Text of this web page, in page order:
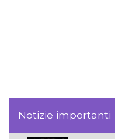
Notizie importanti